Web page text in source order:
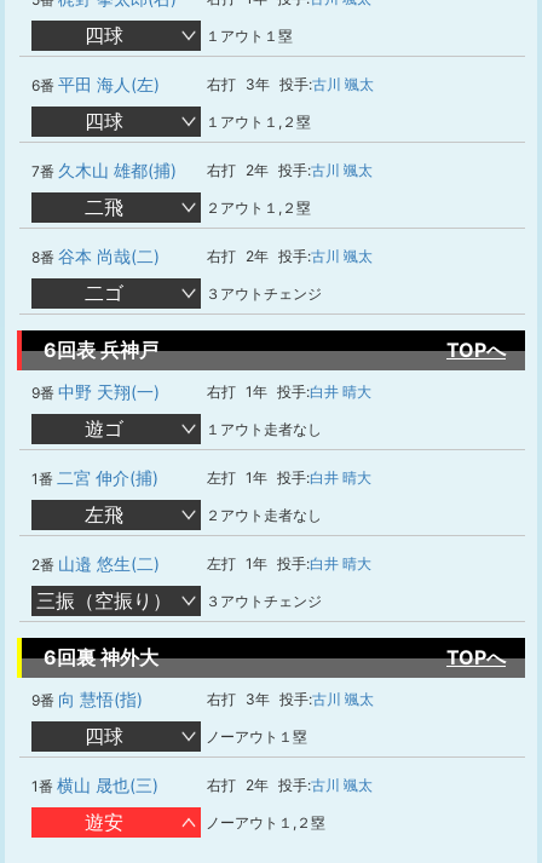
四球 １アウト１塁
6番 平田 海人(左) 右打 3年 投手:古川 颯太
四球 １アウト１,２塁
7番 久木山 雄都(捕) 右打 2年 投手:古川 颯太
二飛 ２アウト１,２塁
8番 谷本 尚哉(二) 右打 2年 投手:古川 颯太
二ゴ ３アウトチェンジ
6回表 兵神戸 TOPへ
9番 中野 天翔(一) 右打 1年 投手:白井 晴大
遊ゴ １アウト走者なし
1番 二宮 伸介(捕) 左打 1年 投手:白井 晴大
左飛 ２アウト走者なし
2番 山邉 悠生(二) 左打 1年 投手:白井 晴大
三振（空振り） ３アウトチェンジ
6回裏 神外大 TOPへ
9番 向 慧悟(指) 右打 3年 投手:古川 颯太
四球 ノーアウト１塁
1番 横山 晟也(三) 右打 2年 投手:古川 颯太
遊安 ノーアウト１,２塁